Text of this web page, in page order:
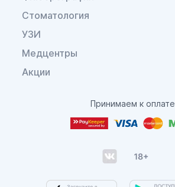
Стоматология
УЗИ
Медцентры
Акции
Принимаем к оплате